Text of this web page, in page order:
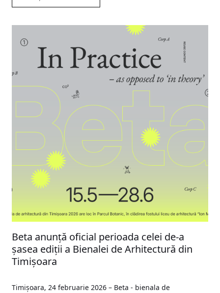
Beta anunță oficial perioada celei de-a
șasea ediții a Bienalei de Arhitectură din
Timișoara
Timișoara, 24 februarie 2026 – Beta - bienala de